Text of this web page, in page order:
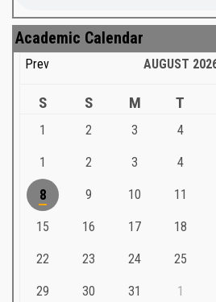
Academic Calendar
Prev AUGUST
S S M T
1 2 3 4
1 2 3 4
8 9 10 11
15 16 17 18
22 23 24 25
29 30 31 1